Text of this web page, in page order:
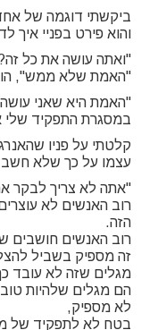
ביקשתי דוגמה של
והוא פירט בפניי איך
"ואתה עושה את כל
"האמת שלא ממש",
"האמת היא שאני
במסגרת התפקיד
קלטתי על פניו
עצמו על כך שלא
"אתה לא צריך לבקר
רוב האנשים לא
הזה.
רוב האנשים חושבים
זה מספיק בשביל
מגלים שזה לא עובד
הם מגלים שלהיות
לא מספיק,
בטח לא לתפקיד של